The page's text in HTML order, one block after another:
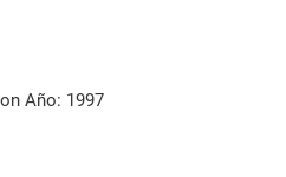
Año: 1997